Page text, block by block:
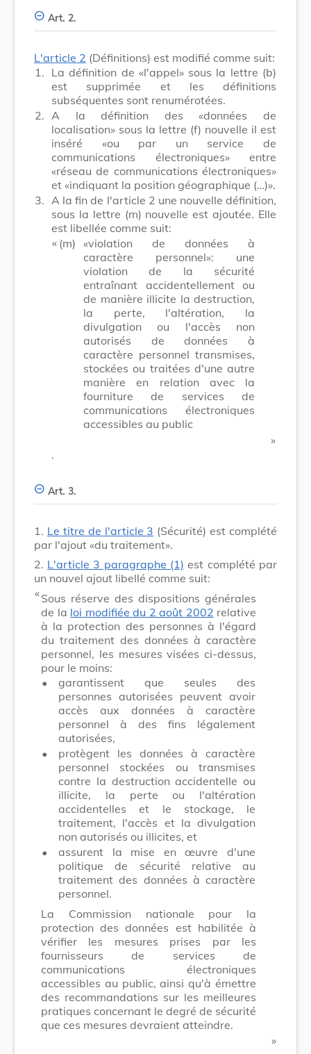
Art. 2.
L'article 2 (Définitions) est modifié comme suit:
1. La définition de «l'appel» sous la lettre (b)
est supprimée et les définitions
subséquentes sont renumérotées.
2. A la définition des «données de
localisation» sous la lettre (f) nouvelle il est
inséré «ou par un service de
communications électroniques» entre
«réseau de communications électroniques»
et «indiquant la position géographique (…)».
3. A la fin de l'article 2 une nouvelle définition,
sous la lettre (m) nouvelle est ajoutée. Elle
est libellée comme suit:
​ « (m) «violation de données à
caractère personnel»: une
violation de la sécurité
entraînant accidentellement ou
de manière illicite la destruction,
la perte, l'altération, la
divulgation ou l'accès non
autorisés de données à
caractère personnel transmises,
stockées ou traitées d'une autre
manière en relation avec la
fourniture de services de
communications électroniques
accessibles au public
​ »
.
Art. 3.
1. Le titre de l'article 3 (Sécurité) est complété
par l'ajout «du traitement».
2. L'article 3 paragraphe (1) est complété par
un nouvel ajout libellé comme suit:
​ «Sous réserve des dispositions générales
de la loi modifiée du 2 août 2002 relative
à la protection des personnes à l'égard
du traitement des données à caractère
personnel, les mesures visées ci-dessus,
pour le moins:
•
garantissent que seules des
personnes autorisées peuvent avoir
accès aux données à caractère
personnel à des fins légalement
autorisées,
•
protègent les données à caractère
personnel stockées ou transmises
contre la destruction accidentelle ou
illicite, la perte ou l'altération
accidentelles et le stockage, le
traitement, l'accès et la divulgation
non autorisés ou illicites, et
•
assurent la mise en œuvre d'une
politique de sécurité relative au
traitement des données à caractère
personnel.
La Commission nationale pour la
protection des données est habilitée à
vérifier les mesures prises par les
fournisseurs de services de
communications électroniques
accessibles au public, ainsi qu'à émettre
des recommandations sur les meilleures
pratiques concernant le degré de sécurité
que ces mesures devraient atteindre.
​ »